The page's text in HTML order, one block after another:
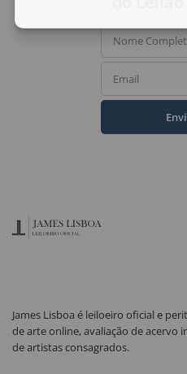
Nome
Email
James Lisboa é leiloeiro oficial e
de arte online, avaliação de acervo
de artistas consagrados.